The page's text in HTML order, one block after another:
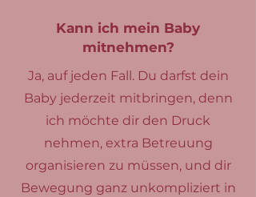
Kann ich mein Baby
mitnehmen?
Ja, auf jeden Fall. Du darfst dein
Baby jederzeit mitbringen, denn
ich möchte dir den Druck
nehmen, extra Betreuung
organisieren zu müssen, und dir
Bewegung ganz unkompliziert in